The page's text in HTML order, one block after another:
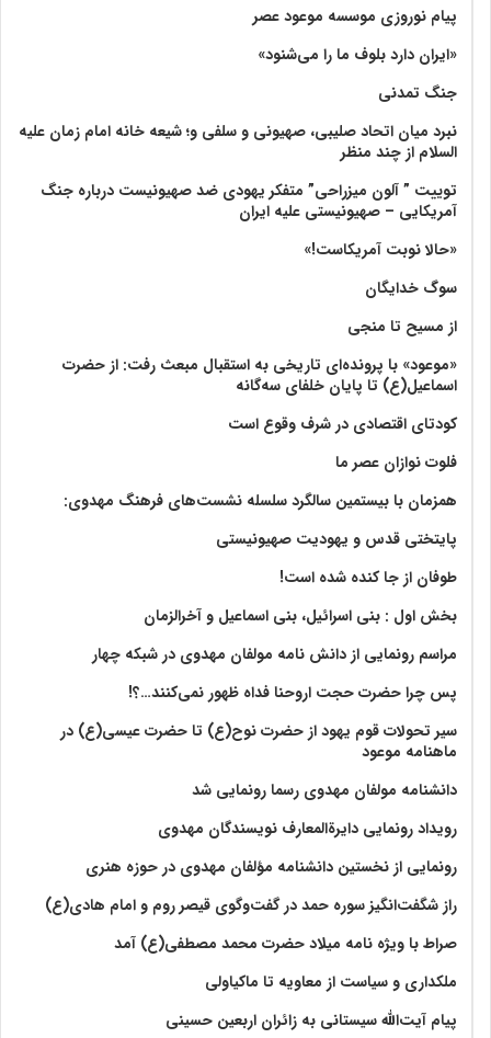
پیام نوروزی موسسه موعود عصر
«ایران دارد بلوف ما را می‌شنود»
جنگ تمدنی
نبرد میان اتحاد صلیبی، صهیونی و سلفی و؛ شیعه خانه امام زمان علیه
السلام از چند منظر
توییت ” آلون میزراحی” متفکر یهودی ضد صهیونیست درباره جنگ
آمریکایی – صهیونیستی علیه ایران
«حالا نوبت آمریکاست!»
سوگ خدایگان
از مسیح تا منجی
«موعود» با پرونده‌ای تاریخی به استقبال مبعث رفت: از حضرت
اسماعیل(ع) تا پایان خلفای سه‌گانه
کودتای اقتصادی در شرف وقوع است
فلوت نوازان عصر ما
همزمان با بیستمین سالگرد سلسله نشست‌های فرهنگ مهدوی:‌
پایتختی قدس و یهودیت صهیونیستی
طوفان از جا کنده شده است!
بخش اول : بنی اسرائیل، بنی اسماعیل و آخرالزمان
مراسم رونمایی از دانش نامه مولفان مهدوی در شبکه چهار
پس چرا حضرت حجت اروحنا فداه ظهور نمی‌کنند…؟!
سیر تحولات قوم یهود از حضرت نوح(ع) تا حضرت عیسی(ع) در
ماهنامه موعود
دانشنامه مولفان مهدوی رسما رونمایی شد
رویداد رونمایی دایرةالمعارف نویسندگان مهدوی
رونمایی از نخستین دانشنامه مؤلفان مهدوی در حوزه هنری
راز شگفت‌انگیز سوره حمد در گفت‌وگوی قیصر روم و امام هادی(ع)
صراط با ویژه نامه میلاد حضرت محمد مصطفی(ع) آمد
ملکداری و سیاست از معاویه تا ماکیاولی
پیام آیت‌الله سیستانی به زائران اربعین حسینی